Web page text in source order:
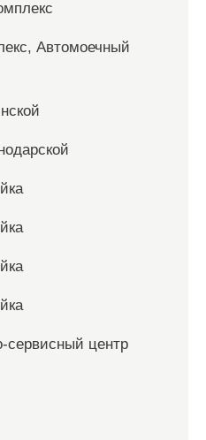
Автомоечный
сервисный центр